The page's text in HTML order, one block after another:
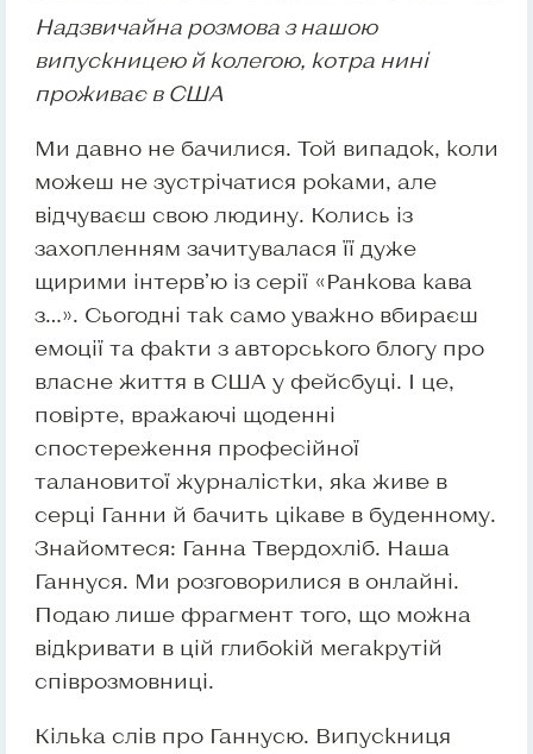
Надзвичайна розмова з нашою
випускницею й колегою, котра нині
проживає в США
Ми давно не бачилися. Той випадок, коли
можеш не зустрічатися роками, але
відчуваєш свою людину. Колись із
захопленням зачитувалася її дуже
щирими інтерв’ю із серії «Ранкова кава
з…». Сьогодні так само уважно вбираєш
емоції та факти з авторського блогу про
власне життя в США у фейсбуці. І це,
повірте, вражаючі щоденні
спостереження професійної
талановитої журналістки, яка живе в
серці Ганни й бачить цікаве в буденному.
Знайомтеся: Ганна Твердохліб. Наша
Ганнуся. Ми розговорилися в онлайні.
Подаю лише фрагмент того, що можна
відкривати в цій глибокій мегакрутій
співрозмовниці.
Кілька слів про Ганнусю. Випускниця